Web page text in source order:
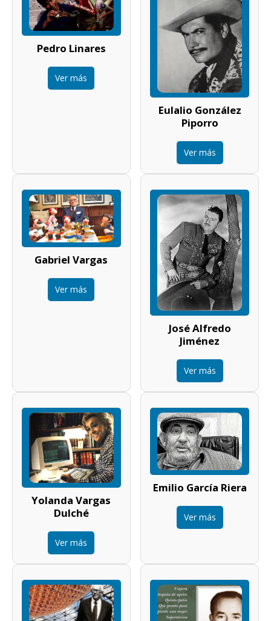
Pedro Linares
Ver más
Eulalio González
Piporro
Ver más
Gabriel Vargas
Ver más
José Alfredo
Jiménez
Ver más
Yolanda Vargas
Dulché
Ver más
Emilio García Riera
Ver más